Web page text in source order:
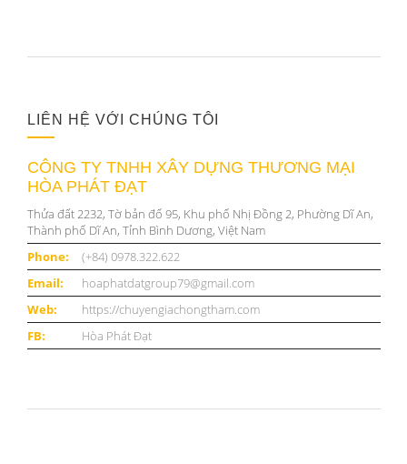
LIÊN HỆ VỚI CHÚNG TÔI
CÔNG TY TNHH XÂY DỰNG THƯƠNG MẠI
HÒA PHÁT ĐẠT
Thửa đất 2232, Tờ bản đố 95, Khu phố Nhị Đồng 2, Phường Dĩ An,
Thành phố Dĩ An, Tỉnh Bình Dương, Việt Nam
Phone:
(+84) 0978.322.622
Email:
hoaphatdatgroup79@gmail.com
Web:
https://chuyengiachongtham.com
FB:
Hòa Phát Đạt